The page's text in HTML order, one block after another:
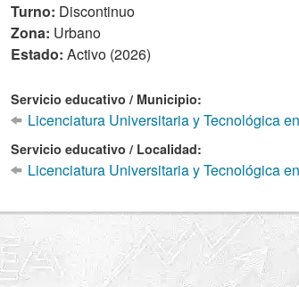
Turno: Discontinuo
Zona: Urbano
Estado: Activo (2026)
Servicio educativo / Municipio:
Licenciatura Universitaria y Tecnológica
Servicio educativo / Localidad:
Licenciatura Universitaria y Tecnológica